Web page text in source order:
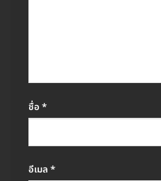
ชื่อ *
อีเมล *